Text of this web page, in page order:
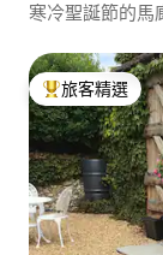
寒冷聖誕節的馬
旅客精選榜首
旅客精選